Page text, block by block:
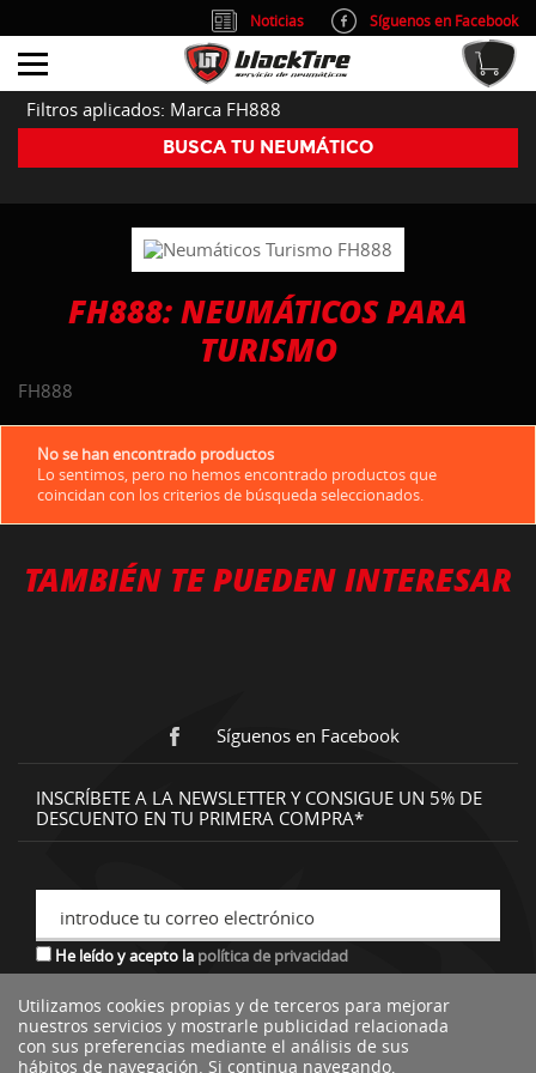
Filtros aplicados: Marca FH888
BUSCA TU NEUMÁTICO
FH888: NEUMÁTICOS PARA
TURISMO
FH888
No se han encontrado productos
Lo sentimos, pero no hemos encontrado productos que
coincidan con los criterios de búsqueda seleccionados.
TAMBIÉN TE PUEDEN INTERESAR
Síguenos en Facebook
INSCRÍBETE A LA NEWSLETTER Y CONSIGUE UN 5% DE
DESCUENTO EN TU PRIMERA COMPRA*
introduce tu correo electrónico
He leído y acepto la política de privacidad
*descuento no acumulable a otras ofertas o promociones.
Utilizamos cookies propias y de terceros para mejorar
nuestros servicios y mostrarle publicidad relacionada
con sus preferencias mediante el análisis de sus
hábitos de navegación. Si continua navegando,
Noticias
Síguenos en Facebook
info@blacktire.es
914 353 309
Atención al cliente: L/V 9:00-14:00 y 15:00-19:00